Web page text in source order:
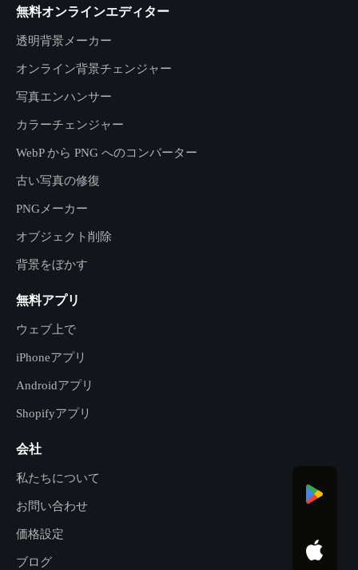
無料オンラインエディター
透明背景メーカー
オンライン背景チェンジャー
写真エンハンサー
カラーチェンジャー
WebP から PNG へのコンバーター
古い写真の修復
PNGメーカー
オブジェクト削除
背景をぼかす
無料アプリ
ウェブ上で
iPhoneアプリ
Androidアプリ
Shopifyアプリ
会社
私たちについて
お問い合わせ
価格設定
ブログ